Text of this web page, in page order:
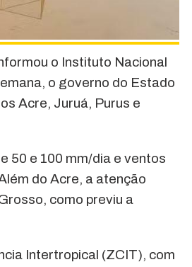
o Instituto Nacional
o governo do Estado
Acre, Juruá, Purus e
50 e 100 mm/dia e ventos
do Acre, a atenção
como previu a
Intertropical (ZCIT), com